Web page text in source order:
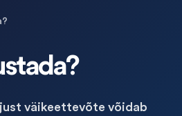
väikeettevõte võidab